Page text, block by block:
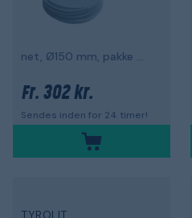
net, Ø150 mm, pakke med 50 stk.
Fr. 302 kr.
Sendes inden for 24 timer!
TYROLIT